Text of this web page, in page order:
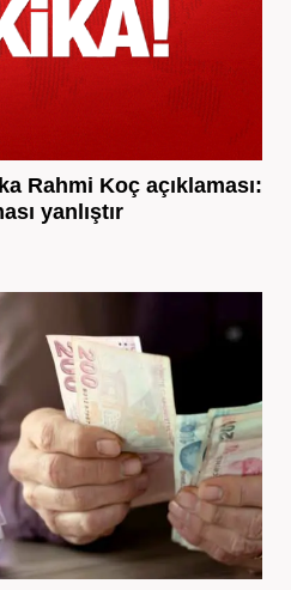
Rahmi Koç açıklaması:
yanlıştır